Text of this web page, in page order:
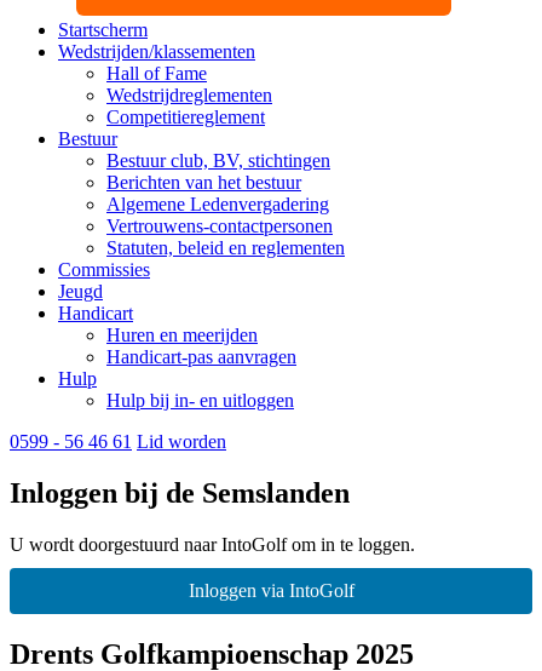
Startscherm
Wedstrijden/klassementen
Hall of Fame
Wedstrijdreglementen
Competitiereglement
Bestuur
Bestuur club, BV, stichtingen
Berichten van het bestuur
Algemene Ledenvergadering
Vertrouwens-contactpersonen
Statuten, beleid en reglementen
Commissies
Jeugd
Handicart
Huren en meerijden
Handicart-pas aanvragen
Hulp
Hulp bij in- en uitloggen
0599 - 56 46 61 Lid worden
Inloggen bij de Semslanden
U wordt doorgestuurd naar IntoGolf om in te loggen.
Inloggen via IntoGolf
Drents Golfkampioenschap 2025